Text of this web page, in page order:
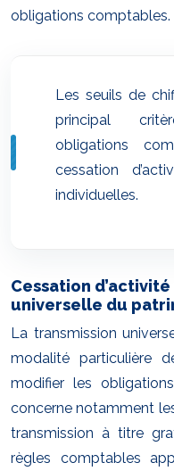
obligations comptables.
Les seuils de
principal
obligations
cessation
individuelles.
Cessation
universelle du
La transmission
modalité particulière
modifier les
concerne notamment
transmission à titre
règles comptables